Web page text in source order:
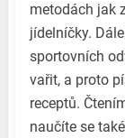
metodách jak
jídelníčky.
sportovních
vařit, a proto
receptů.
naučíte se